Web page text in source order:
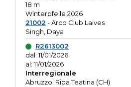
18 m
Winterpfeile 2026
21002 - Arco Club Laives
Singh, Daya
R2613002
dal: 11/01/2026
al: 11/01/2026
Interregionale
Abruzzo: Ripa Teatina (CH)